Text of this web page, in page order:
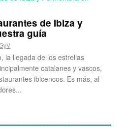
de Ibiza y
guía
la llegada de los estrellas
catalanes y vascos,
ibicencos. Es más, al